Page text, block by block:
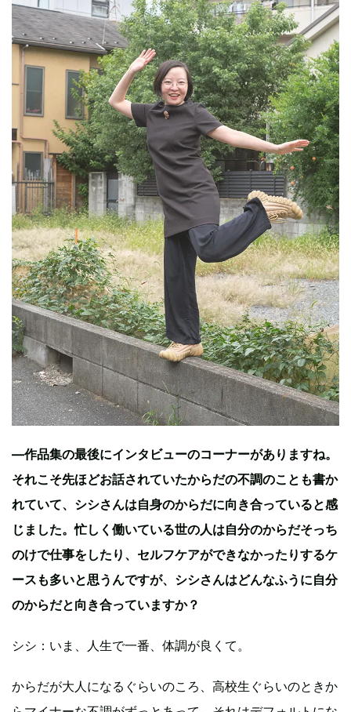
—作品集の最後にインタビューのコーナーがありますね。
それこそ先ほどお話されていたからだの不調のことも書か
れていて、シシさんは自身のからだに向き合っていると感
じました。忙しく働いている世の人は自分のからだそっち
のけで仕事をしたり、セルフケアができなかったりするケ
ースも多いと思うんですが、シシさんはどんなふうに自分
のからだと向き合っていますか？
シシ：いま、人生で一番、体調が良くて。
からだが大人になるぐらいのころ、高校生ぐらいのときか